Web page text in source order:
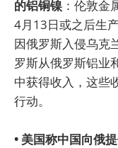
的铝铜镍 ：伦敦金
4月13日或之后生
因俄罗斯入侵乌克
罗斯从俄罗斯铝业
中获得收入，这些
行动。
• 美国称中国向俄